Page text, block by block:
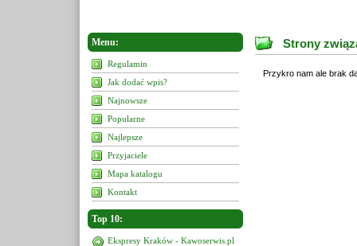
Menu:
Regulamin
Jak dodać wpis?
Najnowsze
Popularne
Najlepsze
Przyjaciele
Mapa katalogu
Kontakt
Top 10:
Ekspresy Kraków - Kawoserwis.pl
Strony
Przykro nam ale brak